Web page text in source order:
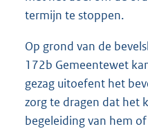
termijn te stoppen.
Op grond van de
172b Gemeentewet
gezag uitoefent het
zorg te dragen dat het
begeleiding van hem